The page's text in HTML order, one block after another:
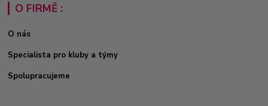
O FIRMĚ :
O nás
Specialista pro kluby a týmy
Spolupracujeme